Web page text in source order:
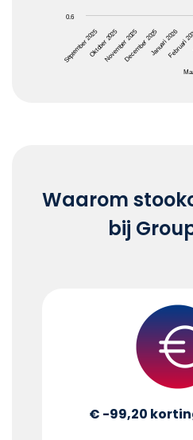
September 2025Oktober 2025November 2025December 2025Januari 2026
Februari
0.6
Waarom
bij
€ -99,20